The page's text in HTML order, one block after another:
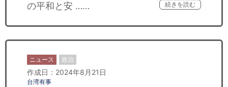
の平和と安 ……
続きを読む
ニュース 政治
作成日：2024年8月21日
台湾有事